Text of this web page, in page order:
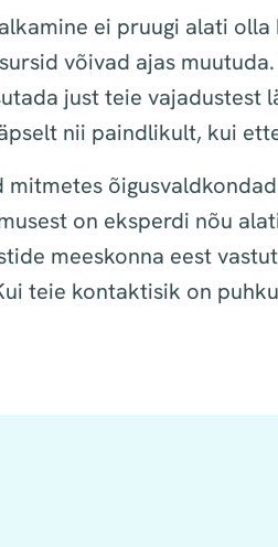
ei pruugi alati
võivad ajas muutuda.
just teie
nii paindlikult, kui
mitmetes
on eksperdi nõu
meeskonna eest
teie kontaktisik on